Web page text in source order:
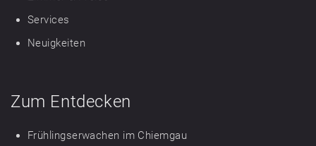
Services
Neuigkeiten
Zum Entdecken
Frühlingserwachen im Chiemgau